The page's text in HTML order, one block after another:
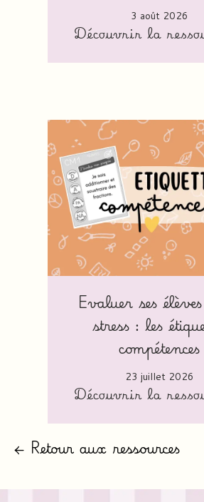
3 août 2026
Découvrir la
Evaluer ses
stress : les
compétences
23 juillet 2026
Découvrir la
← Retour aux ressources